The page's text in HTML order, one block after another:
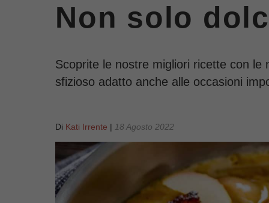
Non solo
Scoprite le nostre migliori ricette con
sfizioso adatto anche alle occasioni
Di Kati Irrente | 18 Agosto 2022